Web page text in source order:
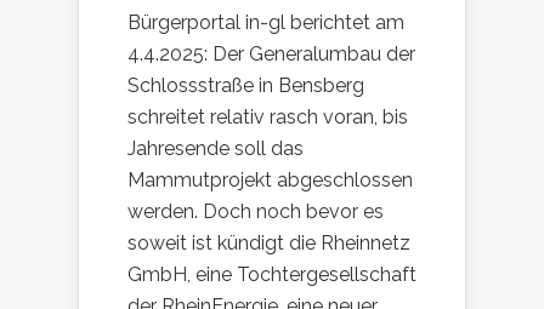
Bürgerportal in-gl berichtet am
4.4.2025: Der Generalumbau der
Schlossstraße in Bensberg
schreitet relativ rasch voran, bis
Jahresende soll das
Mammutprojekt abgeschlossen
werden. Doch noch bevor es
soweit ist kündigt die Rheinnetz
GmbH, eine Tochtergesellschaft